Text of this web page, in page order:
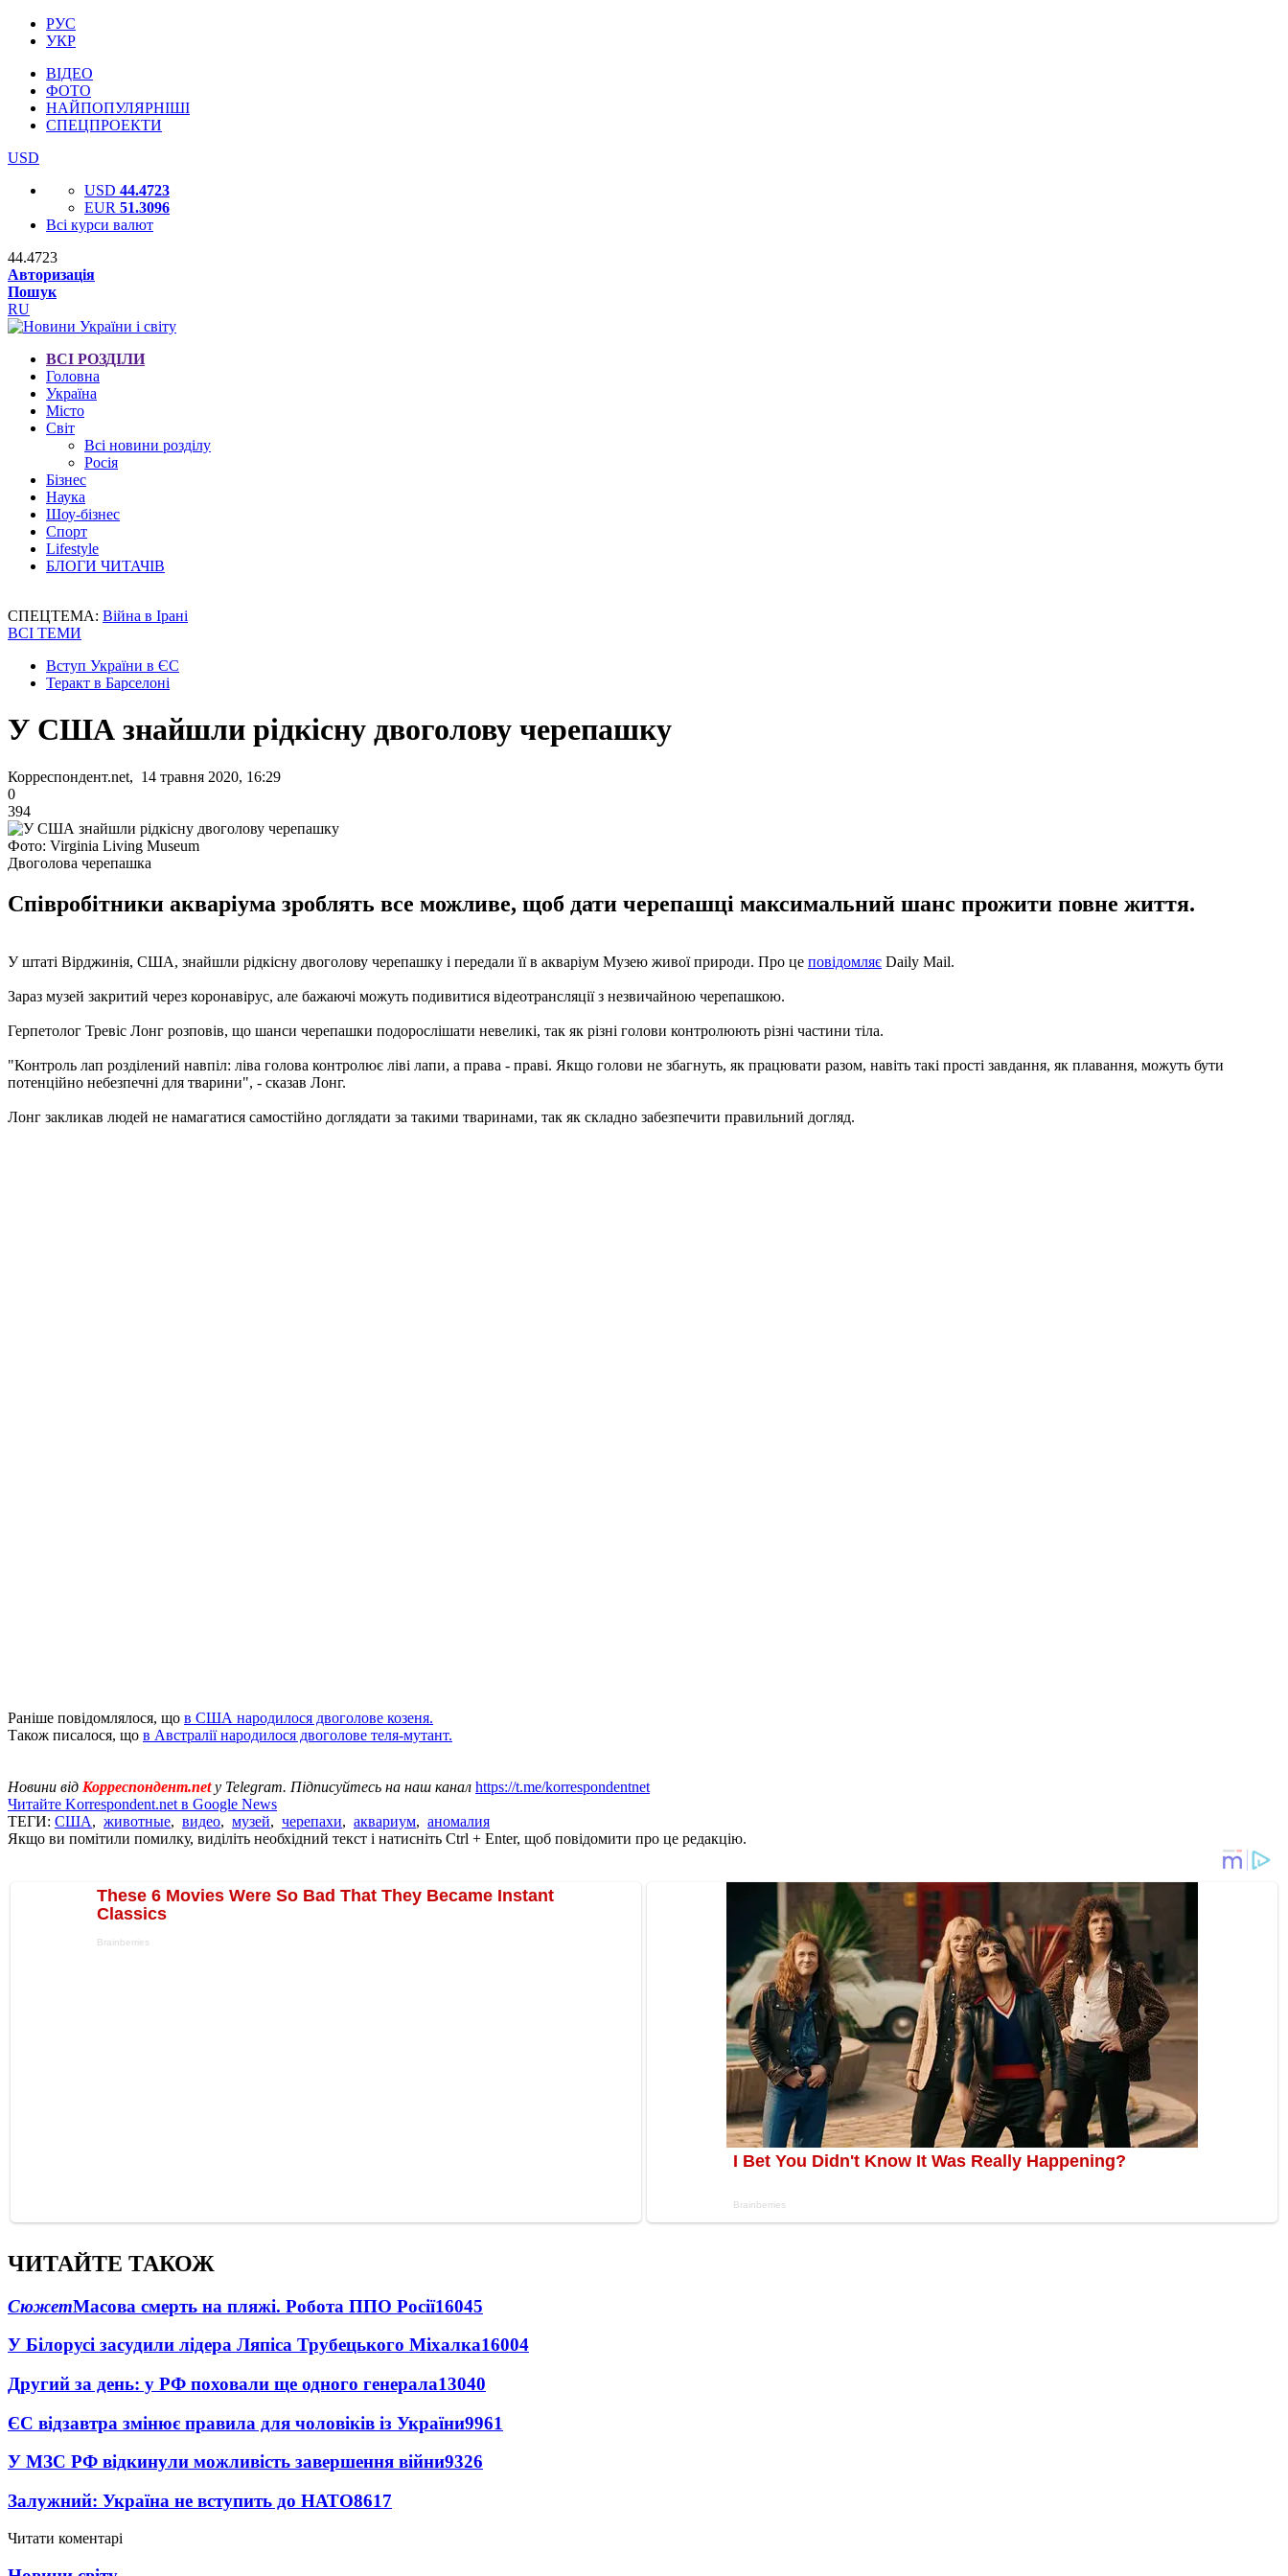
РУС
УКР
ВІДЕО
ФОТО
НАЙПОПУЛЯРНІШІ
СПЕЦПРОЕКТИ
USD
USD 44.4723
EUR 51.3096
Всі курси валют
44.4723
Авторизація
Пошук
RU
ВСІ РОЗДІЛИ
Головна
Україна
Місто
Світ
Всі новини розділу
Росія
Бізнес
Наука
Шоу-бізнес
Спорт
Lifestyle
БЛОГИ ЧИТАЧІВ
СПЕЦТЕМА: Війна в Ірані
ВСІ ТЕМИ
Вступ України в ЄС
Теракт в Барселоні
У США знайшли рідкісну двоголову черепашку
Корреспондент.net, 14 травня 2020, 16:29
0
394
Фото: Virginia Living Museum
Двоголова черепашка
Співробітники акваріума зроблять все можливе, щоб дати черепашці максимальний шанс прожити повне життя.
У штаті Вірджинія, США, знайшли рідкісну двоголову черепашку і передали її в акваріум Музею живої природи. Про це повідомляє Daily Mail.
Зараз музей закритий через коронавірус, але бажаючі можуть подивитися відеотрансляції з незвичайною черепашкою.
Герпетолог Тревіс Лонг розповів, що шанси черепашки подорослішати невеликі, так як різні голови контролюють різні частини тіла.
"Контроль лап розділений навпіл: ліва голова контролює ліві лапи, а права - праві. Якщо голови не збагнуть, як працювати разом, навіть такі прості завдання, як плавання, можуть бути
потенційно небезпечні для тварини", - сказав Лонг.
Лонг закликав людей не намагатися самостійно доглядати за такими тваринами, так як складно забезпечити правильний догляд.
Раніше повідомлялося, що в США народилося двоголове козеня.
Також писалося, що в Австралії народилося двоголове теля-мутант.
Новини від Корреспондент.net у Telegram. Підписуйтесь на наш канал https://t.me/korrespondentnet
Читайте Korrespondent.net в Google News
ТЕГИ: США, животные, видео, музей, черепахи, аквариум, аномалия
Якщо ви помітили помилку, виділіть необхідний текст і натисніть Ctrl + Enter, щоб повідомити про це редакцію.
ЧИТАЙТЕ ТАКОЖ
СюжетМасова смерть на пляжі. Робота ППО Росії16045
У Білорусі засудили лідера Ляпіса Трубецького Міхалка16004
Другий за день: у РФ поховали ще одного генерала13040
ЄС відзавтра змінює правила для чоловіків із України9961
У МЗС РФ відкинули можливість завершення війни9326
Залужний: Україна не вступить до НАТО8617
Читати коментарі